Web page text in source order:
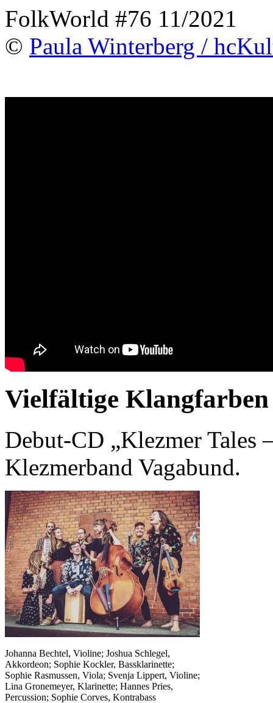
FolkWorld #76 11/2021
© Paula Winterberg /
Vielfältige Klangfarben
Debut-CD „Klezmer Tales
Klezmerband Vagabund.
Johanna Bechtel, Violine; Joshua Schlegel,
Akkordeon; Sophie Kockler, Bassklarinette;
Sophie Rasmussen, Viola; Svenja Lippert, Violine;
Lina Gronemeyer, Klarinette; Hannes Pries,
Percussion; Sophie Corves, Kontrabass